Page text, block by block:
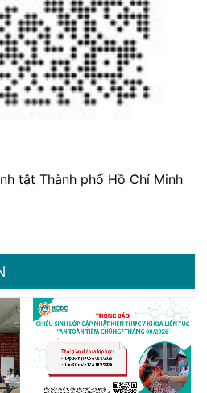
tật Thành phố Hồ Chí Minh